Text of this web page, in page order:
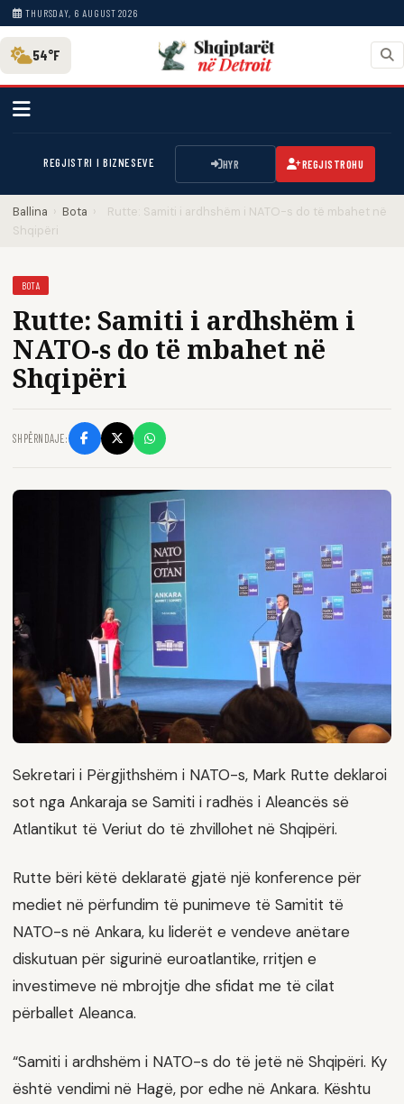
THURSDAY, 6 AUGUST 2026
54°F
REGJISTRI I BIZNESEVE HYR REGJISTROHU
Ballina › Bota ›
Rutte: Samiti i ardhshëm i NATO-s do të mbahet në
Shqipëri
BOTA
Rutte: Samiti i ardhshëm i
NATO-s do të mbahet në
Shqipëri
SHPËRNDAJE:
Sekretari i Përgjithshëm i NATO-s, Mark Rutte deklaroi
sot nga Ankaraja se Samiti i radhës i Aleancës së
Atlantikut të Veriut do të zhvillohet në Shqipëri.
Rutte bëri këtë deklaratë gjatë një konference për
mediet në përfundim të punimeve të Samitit të
NATO-s në Ankara, ku liderët e vendeve anëtare
diskutuan për sigurinë euroatlantike, rritjen e
investimeve në mbrojtje dhe sfidat me të cilat
përballet Aleanca.
“Samiti i ardhshëm i NATO-s do të jetë në Shqipëri. Ky
është vendimi në Hagë, por edhe në Ankara. Kështu